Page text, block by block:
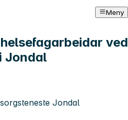
Meny
ved
Jondal
Jondal